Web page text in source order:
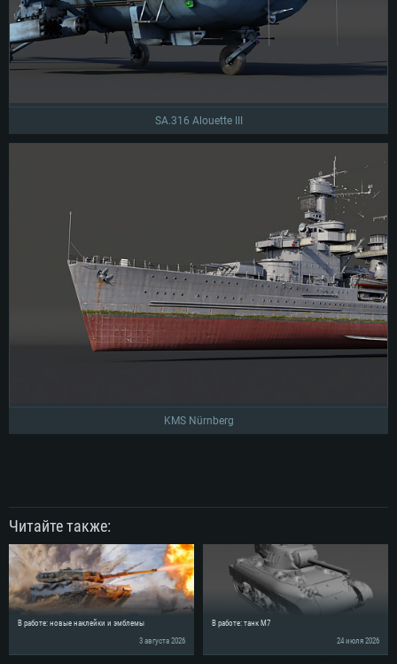
SA.316 Alouette III
KMS Nürnberg
Читайте также:
В работе: новые наклейки и эмблемы
3 августа 2026
В работе: танк M7
24 июля 2026